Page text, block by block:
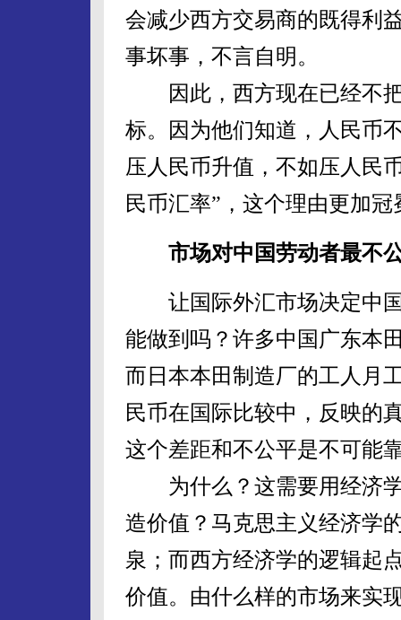
会减少西方交易商的既得利
事坏事，不言自明。
因此，西方现在已经不把
标。因为他们知道，人民币
压人民币升值，不如压人民
民币汇率”，这个理由更加冠
市场对中国劳动者最不
让国际外汇市场决定中国
能做到吗？许多中国广东本
而日本本田制造厂的工人月
民币在国际比较中，反映的
这个差距和不公平是不可能
为什么？这需要用经济学
造价值？马克思主义经济学
泉；而西方经济学的逻辑起
价值。由什么样的市场来实